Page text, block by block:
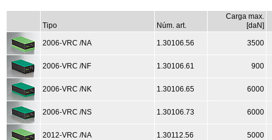
Tipo Núm. art.
Carga max.
[daN]
2006-VRC /NA 1.30106.56 3500
2006-VRC /NF 1.30106.61 900
2006-VRC /NK 1.30106.65 6000
2006-VRC /NS 1.30106.73 6000
2012-VRC /NA 1.30112.56 5000